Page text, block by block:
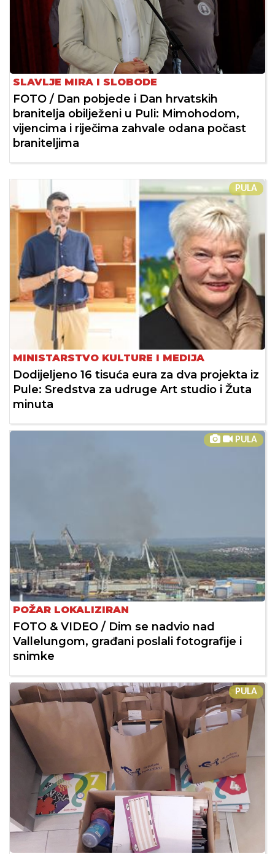
SLAVLJE MIRA I SLOBODE
FOTO / Dan pobjede i Dan hrvatskih
branitelja obilježeni u Puli: Mimohodom,
vijencima i riječima zahvale odana počast
braniteljima
PULA
MINISTARSTVO KULTURE I MEDIJA
Dodijeljeno 16 tisuća eura za dva projekta iz
Pule: Sredstva za udruge Art studio i Žuta
minuta
PULA
POŽAR LOKALIZIRAN
FOTO & VIDEO / Dim se nadvio nad
Vallelungom, građani poslali fotografije i
snimke
PULA